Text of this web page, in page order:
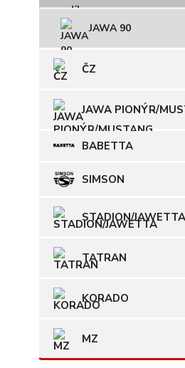
JAWA 90
ČZ
JAWA PIONÝR/
BABETTA
SIMSON
STADION/JAWETTA
TATRAN
KORADO
MZ